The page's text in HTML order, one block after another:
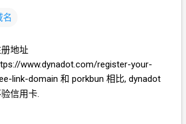
耐心等一下. 检查通过后, Cloudflare 会给你
添加
你会发现不对劲. 不管等多久, DNS 解析
生效. 接下来就要搞一些骚操作.
名
地址
www.dynadot.com/register-your-
link-domain 和 porkbun 相比, dynadot
信用卡.